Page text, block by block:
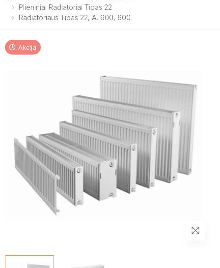
Plieniniai Radiatoriai Tipas 22
Radiatoriaus Tipas 22, A, 600, 600
Akcija